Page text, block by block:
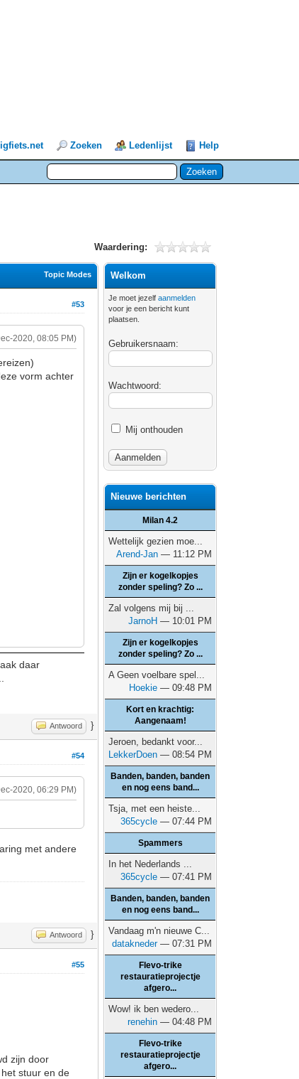
Zoeken Ledenlijst Help
Waardering:
Topic Modes
#53
2020, 08:05 PM)
vorm achter
daar
Antwoord }
#54
2020, 06:29 PM)
met andere
Antwoord }
#55
zijn door
stuur en de
Welkom
Je moet jezelfaanmelden
voor je een bericht kunt
plaatsen.
Gebruikersnaam:
Wachtwoord:
Mij onthouden
Nieuwe berichten
Milan 4.2
Wettelijk gezien moe...
Arend-Jan — 11:12 PM
Zijn er kogelkopjes
zonder speling? Zo ...
Zal volgens mij bij ...
JarnoH — 10:01 PM
Zijn er kogelkopjes
zonder speling? Zo ...
A Geen voelbare spel...
Hoekie — 09:48 PM
Kort en krachtig:
Aangenaam!
Jeroen, bedankt voor...
LekkerDoen — 08:54 PM
Banden, banden, banden
en nog eens band...
Tsja, met een heiste...
365cycle — 07:44 PM
Spammers
In het Nederlands ...
365cycle — 07:41 PM
Banden, banden, banden
en nog eens band...
Vandaag m'n nieuwe C...
datakneder— 07:31 PM
Flevo-trike
restauratieprojectje
afgero...
Wow! ik ben wedero...
renehin — 04:48 PM
Flevo-trike
restauratieprojectje
afgero...